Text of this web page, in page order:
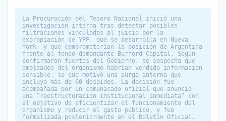
La Procuración del Tesoro Nacional inició una
investigación interna tras detectar posibles
filtraciones vinculadas al juicio por la
expropiación de YPF, que se desarrolla en Nueva
York, y que comprometerían la posición de Argentina
frente al fondo demandante Burford Capital. Según
confirmaron fuentes del Gobierno, se sospecha que
empleados del organismo habrían vendido información
sensible, lo que motivó una purga interna que
incluyó más de 60 despidos. La decisión fue
acompañada por un comunicado oficial que anunció
una “reestructuración institucional inmediata” con
el objetivo de eficientizar el funcionamiento del
organismo y reducir el gasto público, y fue
formalizada posteriormente en el Boletín Oficial.